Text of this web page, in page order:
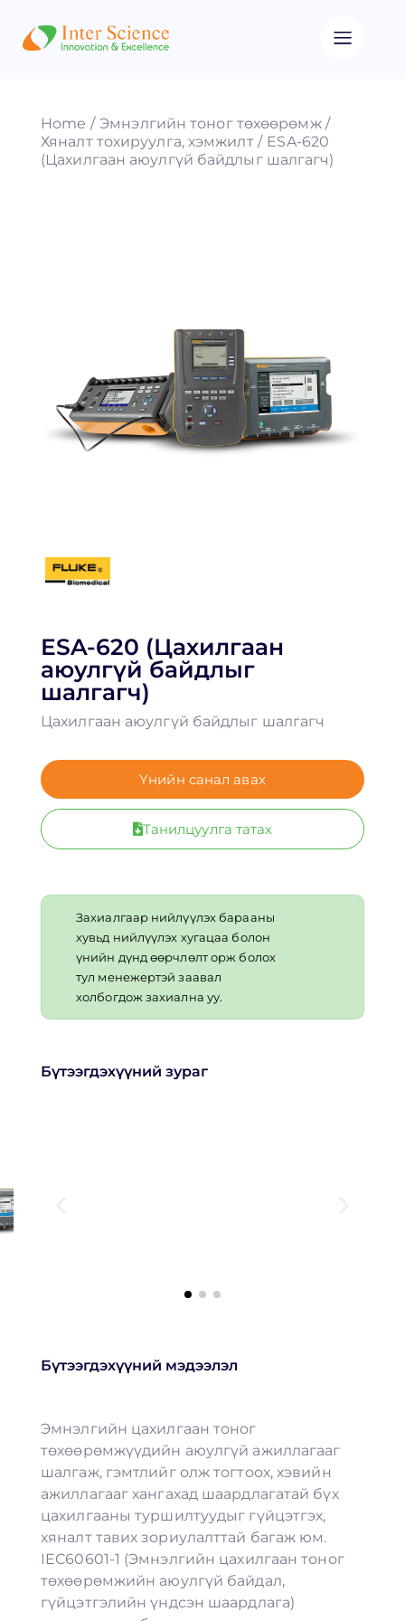
Home
Эмнэлгийн тоног төхөөрөмж
Хяналт тохируулга, хэмжилт
ESA-620
(Цахилгаан аюулгүй байдлыг шалгагч)
ESA-620 (Цахилгаан
аюулгүй байдлыг
шалгагч)
Цахилгаан аюулгүй байдлыг шалгагч
Үнийн санал авах
Танилцуулга татах
Захиалгаар нийлүүлэх барааны
хувьд нийлүүлэх хугацаа болон
үнийн дүнд өөрчлөлт орж болох
тул менежертэй заавал
холбогдож захиална уу.
Бүтээгдэхүүний зураг
Бүтээгдэхүүний мэдээлэл
Эмнэлгийн цахилгаан тоног
төхөөрөмжүүдийн аюулгүй ажиллагааг
шалгаж, гэмтлийг олж тогтоох, хэвийн
ажиллагааг хангахад шаардлагатай бүх
цахилгааны туршилтуудыг гүйцэтгэх,
хяналт тавих зориулалттай багаж юм.
IEC60601-1 (Эмнэлгийн цахилгаан тоног
төхөөрөмжийн аюулгүй байдал,
гүйцэтгэлийн үндсэн шаардлага)